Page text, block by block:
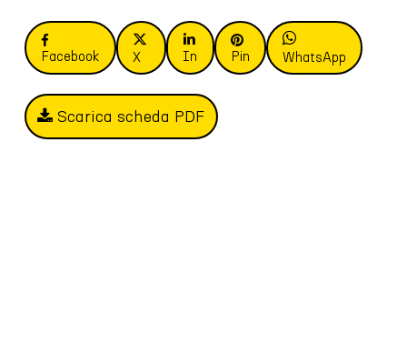
Facebook X In Pin WhatsApp
Scarica scheda PDF